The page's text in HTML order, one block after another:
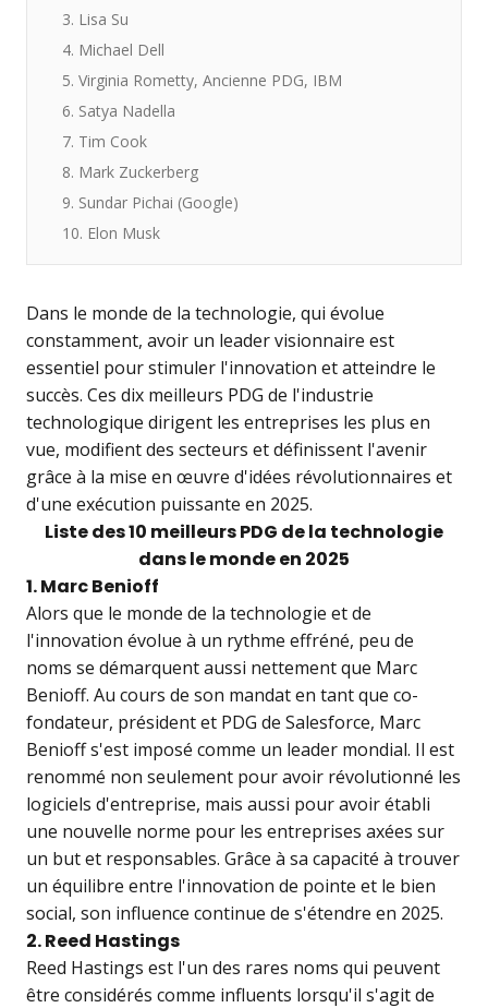
3. Lisa Su
4. Michael Dell
5. Virginia Rometty, Ancienne PDG, IBM
6. Satya Nadella
7. Tim Cook
8. Mark Zuckerberg
9. Sundar Pichai (Google)
10. Elon Musk
Dans le monde de la technologie, qui évolue
constamment, avoir un leader visionnaire est
essentiel pour stimuler l'innovation et atteindre le
succès. Ces dix meilleurs PDG de l'industrie
technologique dirigent les entreprises les plus en
vue, modifient des secteurs et définissent l'avenir
grâce à la mise en œuvre d'idées révolutionnaires et
d'une exécution puissante en 2025.
Liste des 10 meilleurs PDG de la technologie
dans le monde en 2025
1. Marc Benioff
Alors que le monde de la technologie et de
l'innovation évolue à un rythme effréné, peu de
noms se démarquent aussi nettement que Marc
Benioff. Au cours de son mandat en tant que co-
fondateur, président et PDG de Salesforce, Marc
Benioff s'est imposé comme un leader mondial. Il est
renommé non seulement pour avoir révolutionné les
logiciels d'entreprise, mais aussi pour avoir établi
une nouvelle norme pour les entreprises axées sur
un but et responsables. Grâce à sa capacité à trouver
un équilibre entre l'innovation de pointe et le bien
social, son influence continue de s'étendre en 2025.
2. Reed Hastings
Reed Hastings est l'un des rares noms qui peuvent
être considérés comme influents lorsqu'il s'agit de